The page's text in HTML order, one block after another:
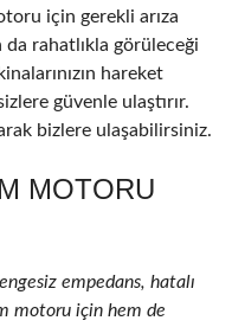
için gerekli arıza
rahatlıkla görüleceği
hareket
güvenle ulaştırır.
bizlere ulaşabilirsiniz.
MOTORU
empedans, hatalı
motoru için hem de